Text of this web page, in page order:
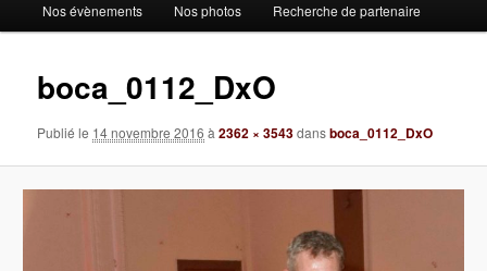
Nos évènements Nos photos Recherche de partenaire
boca_0112_DxO
Publié le 14 novembre 2016 à2362 × 3543dansboca_0112_DxO